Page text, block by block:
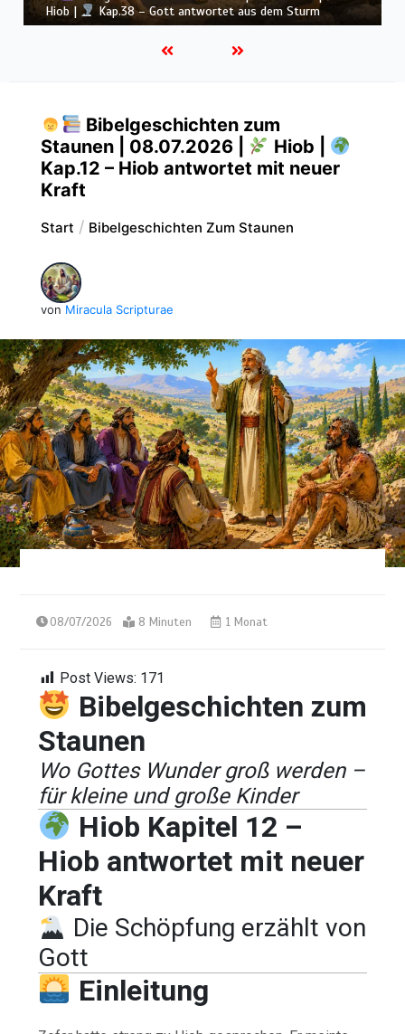
Donner
Bibelgeschichten zum
Staunen | 08.07.2026 |
Hiob |
Kap.12 – Hiob antwortet mit neuer
Kraft
Start Bibelgeschichten Zum Staunen
von Miracula Scripturae
08/07/2026 8 Minuten 1 Monat
Post Views: 171
Bibelgeschichten zum
Staunen
Wo Gottes Wunder groß werden –
für kleine und große Kinder
Hiob Kapitel 12 –
Hiob antwortet mit neuer
Kraft
Die Schöpfung erzählt von
Gott
Einleitung